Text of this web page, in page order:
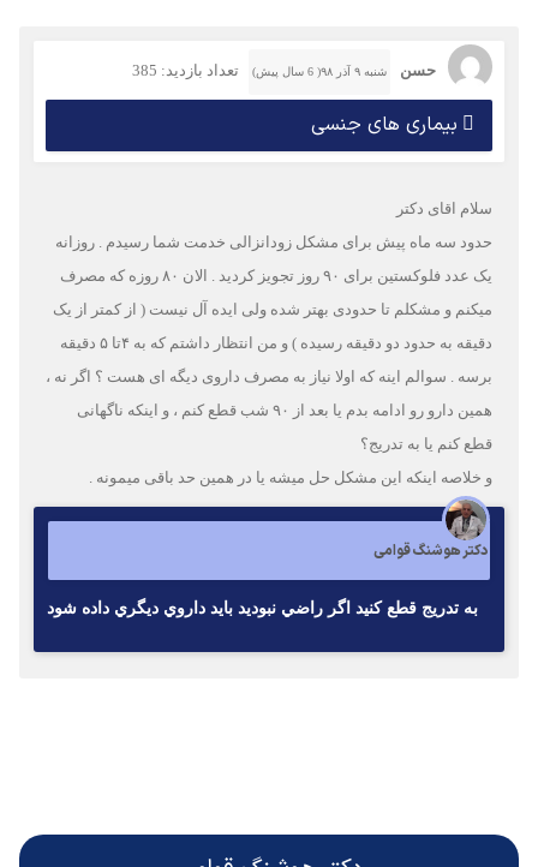
حسن شنبه ۹ آذر ۹۸( 6 سال پیش) تعداد بازدید: 385
بیماری های جنسی
سلام اقای دکتر
حدود سه ماه پیش برای مشکل زودانزالی خدمت شما رسیدم . روزانه
یک عدد فلوکستین برای ۹۰ روز تجویز کردید . الان ۸۰ روزه که مصرف
میکنم و مشکلم تا حدودی بهتر شده ولی ایده آل نیست ( از کمتر از یک
دقیقه به حدود دو دقیقه رسیده ) و من انتظار داشتم که به ۴تا ۵ دقیقه
برسه . سوالم اینه که اولا نیاز به مصرف داروی دیگه ای هست ؟ اگر نه ،
همین دارو رو ادامه بدم یا بعد از ۹۰ شب قطع کنم ، و اینکه ناگهانی
قطع کنم یا به تدریج؟
و خلاصه اینکه این مشکل حل میشه یا در همین حد باقی میمونه .
دکتر هوشنگ قوامی
به تدريج قطع كنيد اگر راضي نبوديد بايد داروي ديگري داده شود